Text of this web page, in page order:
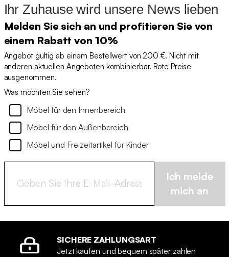
Ihr Zuhause wird unsere News lieben
Melden Sie sich an und profitieren Sie von
einem Rabatt von 10%
Angebot gültig ab einem Bestellwert von 200 €. Nicht mit
anderen aktuellen Angeboten kombinierbar. Rote Preise
ausgenommen.
Was möchten Sie sehen?
Möbel für den Innenbereich
Möbel für den Außenbereich
Möbel und Freizeitartikel für Kinder
Ich melde
mich an
SICHERE ZAHLUNGSART
Jetzt kaufen und bequem später zahlen